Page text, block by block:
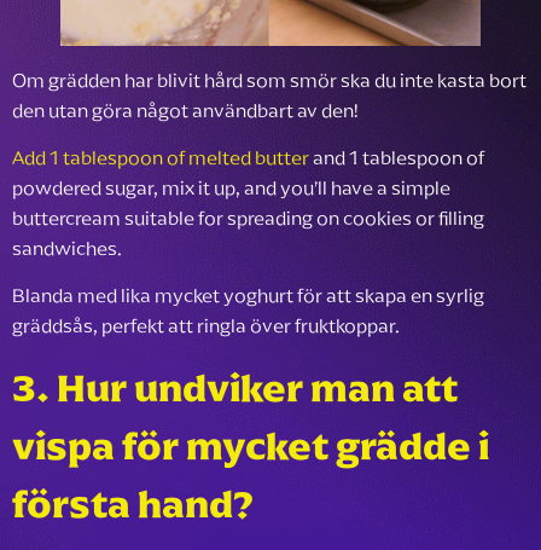
Om grädden har blivit hård som smör ska du inte kasta bort
den utan göra något användbart av den!
Add 1 tablespoon of melted butterand 1 tablespoon of
powdered sugar, mix it up, and you’ll have a simple
buttercream suitable for spreading on cookies or filling
sandwiches.
Blanda med lika mycket yoghurt för att skapa en syrlig
gräddsås, perfekt att ringla över fruktkoppar.
3. Hur undviker man att
vispa för mycket grädde i
första hand?